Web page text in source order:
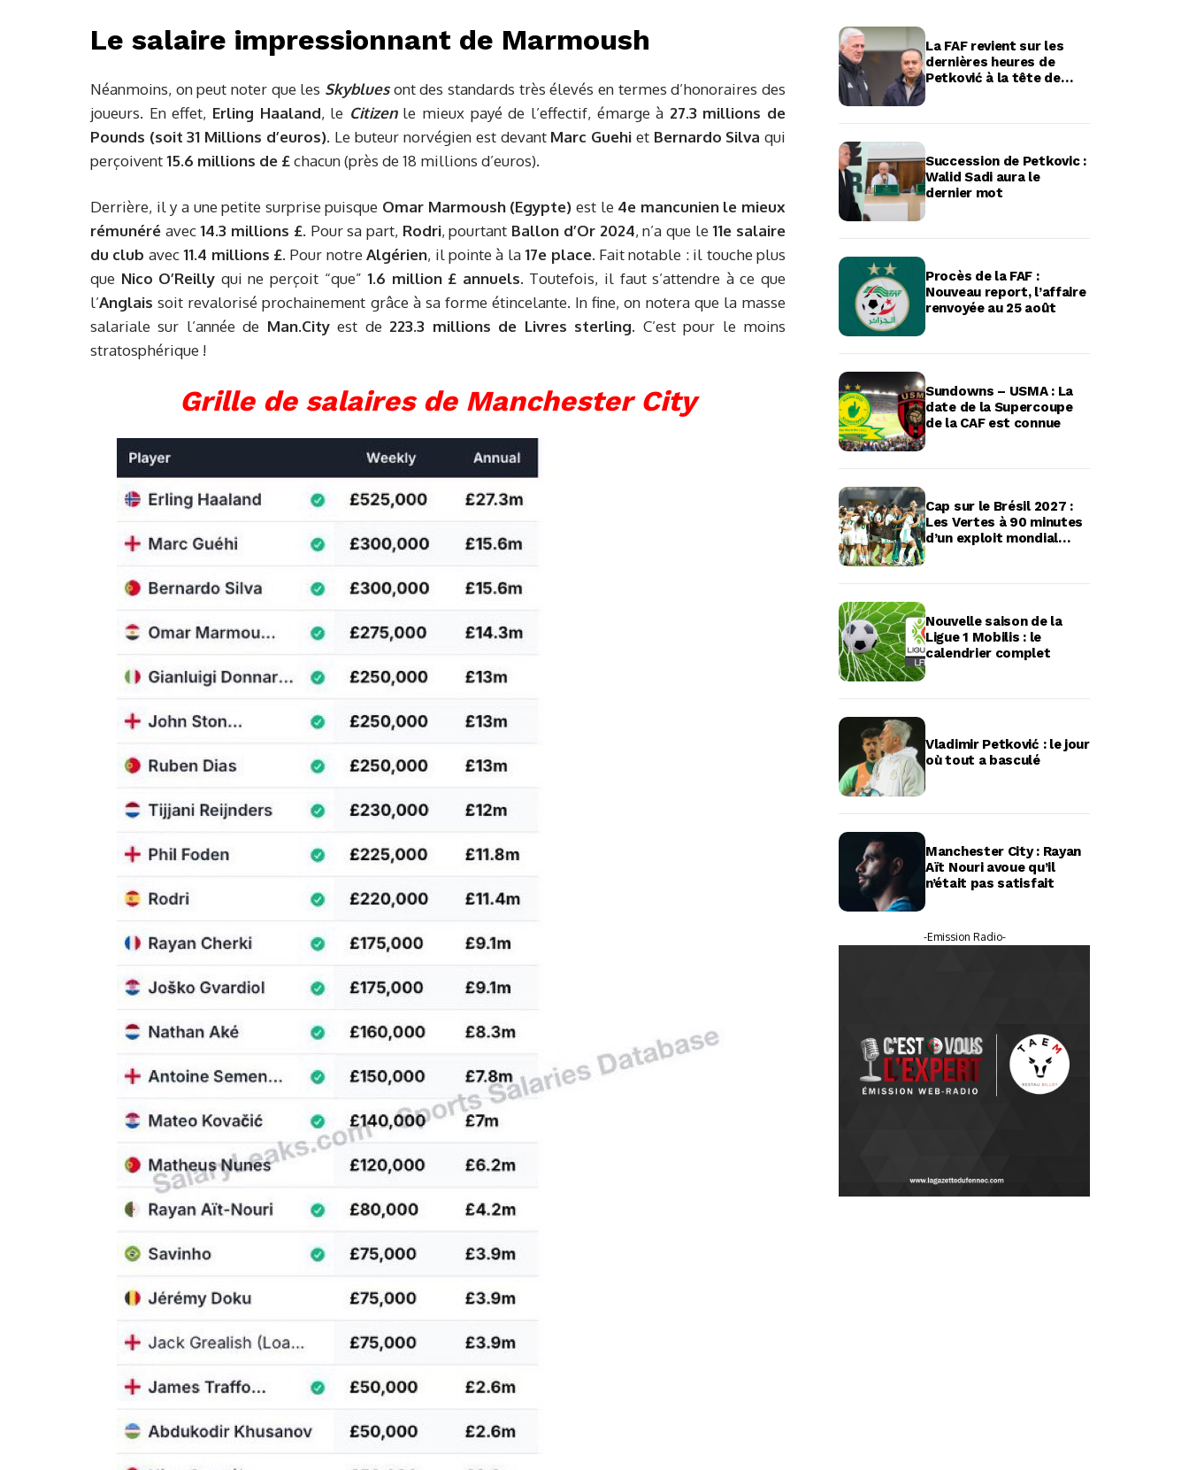
Le salaire impressionnant de Marmoush
Néanmoins, on peut noter que les Skyblues ont des standards très élevés en termes d’honoraires des
joueurs. En effet, Erling Haaland, le Citizen le mieux payé de l’effectif, émarge à 27.3 millions de
Pounds (soit 31 Millions d’euros). Le buteur norvégien est devant Marc Guehi et Bernardo Silva qui
perçoivent15.6 millions de £chacun (près de 18 millions d’euros).
Derrière, il y a une petite surprise puisque Omar Marmoush (Egypte) est le 4e mancunien le mieux
rémunéré avec14.3 millions £. Pour sa part, Rodri, pourtant Ballon d’Or 2024, n’a que le11e salaire
du club avec11.4 millions £. Pour notreAlgérien, il pointe à la17e place. Fait notable : il touche plus
que Nico O’Reilly qui ne perçoit “que” 1.6 million £ annuels. Toutefois, il faut s’attendre à ce que
l’Anglais soit revalorisé prochainement grâce à sa forme étincelante. In fine, on notera que la masse
salariale sur l’année de Man.Cityest de 223.3 millions de Livres sterling. C’est pour le moins
stratosphérique !
Grille de salaires de Manchester City
La FAF revient sur les
dernières heures de
Petković à la tête de
Succession de Petkovic :
Walid Sadi aura le
dernier mot
Procès de la FAF :
Nouveau report, l’affaire
renvoyée au 25 août
Sundowns – USMA : La
date de la Supercoupe
de la CAF est connue
Cap sur le Brésil 2027 :
Les Vertes à 90 minutes
d’un exploit mondial
Nouvelle saison de la
Ligue 1 Mobilis : le
calendrier complet
Vladimir Petković : le jour
où tout a basculé
Manchester City : Rayan
Aït Nouri avoue qu’il
n’était pas satisfait
-Emission Radio-